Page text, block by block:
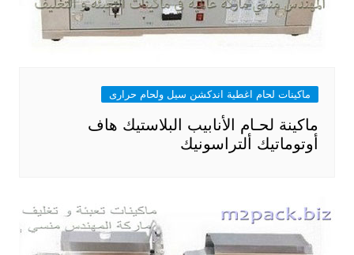
ماكينات لحام اغطية اندكشن سيل ولحام حرارى
ماكينة لحـام الأنابيب البلاستيك هاف
أوتوماتيك ألتراسونيك